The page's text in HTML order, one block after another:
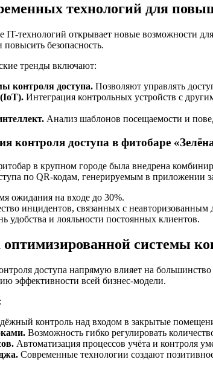
технологий для
IT-технологий открывает новые возможности
безопасность.
тренды включают:
контроля доступа. Позволяют управлять
Интеграция контрольных устройств с
Анализ шаблонов посещаемости и
контроля доступа в фитобаре
в крупном городе была внедрена
по QR-кодам, генерируемым в приложении
ожидания на входе до 30%.
инцидентов, связанных с неавторизованным
удобства и лояльности постоянных клиентов.
системы
доступа напрямую влияет на
эффективности всей бизнес-модели.
контроль над входом в закрытые
Возможность гибко регулировать
Автоматизация процессов учёта и контроля
Современные технологии создают